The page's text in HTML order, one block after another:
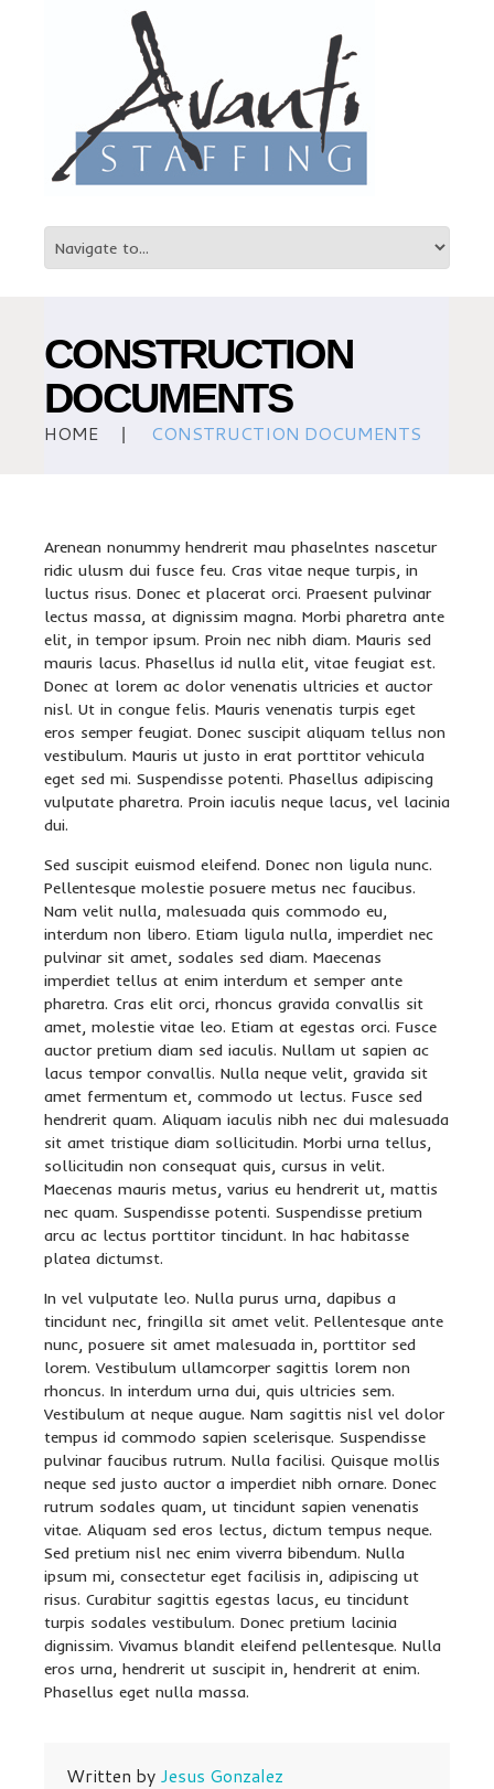
CONSTRUCTION
DOCUMENTS
HOME CONSTRUCTION DOCUMENTS
Arenean nonummy hendrerit mau phaselntes nascetur
ridic ulusm dui fusce feu. Cras vitae neque turpis, in
luctus risus. Donec et placerat orci. Praesent pulvinar
lectus massa, at dignissim magna. Morbi pharetra ante
elit, in tempor ipsum. Proin nec nibh diam. Mauris sed
mauris lacus. Phasellus id nulla elit, vitae feugiat est.
Donec at lorem ac dolor venenatis ultricies et auctor
nisl. Ut in congue felis. Mauris venenatis turpis eget
eros semper feugiat. Donec suscipit aliquam tellus non
vestibulum. Mauris ut justo in erat porttitor vehicula
eget sed mi. Suspendisse potenti. Phasellus adipiscing
vulputate pharetra. Proin iaculis neque lacus, vel lacinia
dui.
Sed suscipit euismod eleifend. Donec non ligula nunc.
Pellentesque molestie posuere metus nec faucibus.
Nam velit nulla, malesuada quis commodo eu,
interdum non libero. Etiam ligula nulla, imperdiet nec
pulvinar sit amet, sodales sed diam. Maecenas
imperdiet tellus at enim interdum et semper ante
pharetra. Cras elit orci, rhoncus gravida convallis sit
amet, molestie vitae leo. Etiam at egestas orci. Fusce
auctor pretium diam sed iaculis. Nullam ut sapien ac
lacus tempor convallis. Nulla neque velit, gravida sit
amet fermentum et, commodo ut lectus. Fusce sed
hendrerit quam. Aliquam iaculis nibh nec dui malesuada
sit amet tristique diam sollicitudin. Morbi urna tellus,
sollicitudin non consequat quis, cursus in velit.
Maecenas mauris metus, varius eu hendrerit ut, mattis
nec quam. Suspendisse potenti. Suspendisse pretium
arcu ac lectus porttitor tincidunt. In hac habitasse
platea dictumst.
In vel vulputate leo. Nulla purus urna, dapibus a
tincidunt nec, fringilla sit amet velit. Pellentesque ante
nunc, posuere sit amet malesuada in, porttitor sed
lorem. Vestibulum ullamcorper sagittis lorem non
rhoncus. In interdum urna dui, quis ultricies sem.
Vestibulum at neque augue. Nam sagittis nisl vel dolor
tempus id commodo sapien scelerisque. Suspendisse
pulvinar faucibus rutrum. Nulla facilisi. Quisque mollis
neque sed justo auctor a imperdiet nibh ornare. Donec
rutrum sodales quam, ut tincidunt sapien venenatis
vitae. Aliquam sed eros lectus, dictum tempus neque.
Sed pretium nisl nec enim viverra bibendum. Nulla
ipsum mi, consectetur eget facilisis in, adipiscing ut
risus. Curabitur sagittis egestas lacus, eu tincidunt
turpis sodales vestibulum. Donec pretium lacinia
dignissim. Vivamus blandit eleifend pellentesque. Nulla
eros urna, hendrerit ut suscipit in, hendrerit at enim.
Phasellus eget nulla massa.
Written by Jesus Gonzalez